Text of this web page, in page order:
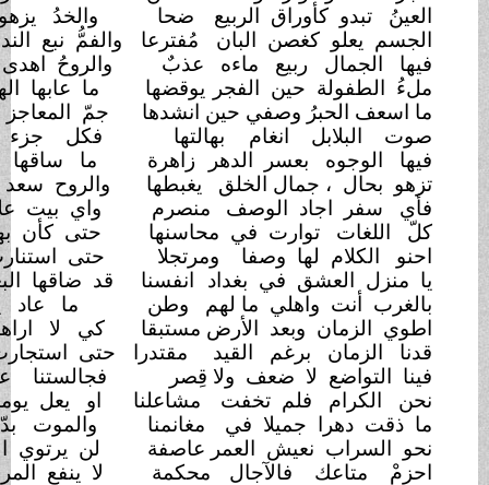
الربيع
ضحا
البان مُفترعا
ماءه عذبٌ
الفجر يوقضها
وصفي حين انشدها
انغامبهالتها
الدهرزاهرة
الخلق يغبطها
الوصف
منصرم
في محاسنها
وصفا ومرتجلا
في بغداد انفسنا
ما لهم
وطن
الأرض مستبقا
القيد مقتدرا
ضعف ولا قِصر
تخفت
مشاعلنا
في مغانمنا
العمر عاصفة
محكمة
والخدُ يزهو كأن الوجنتين دم
والفمُّ نبع الندى والضرس
مبتسم
والروحُ اهدى جمالا ، زانها
الحشم
ما عابها الهم او افضى بهاقِدم
جمّ المعاجز في الاوصاف تزدحم
فكل جزء بها للشاديات
فم
ما ساقها عبسٌ او نالها وجم
والروح سعد ، بنور الكون تنسجم
واي بيت علا في الشعر
منهدم
حتى كأن بها لون الضحى ظـلم
حتى استنارت على ابياتناالحِكم
قد ضاقها البعد وانحلت بها الرزم
ما عاد يجمعنا دارٌ ولا علم
كي لا اراها بنوم ساده
الوهم
حتى استجارت بنا في عزهاالعِظم
فجالستنا على ارزاقنا الخدم
او يعل يوما على اكرامنا الكرم
والموت بدّ ، وفي اوصالنا
نهم
لن يرتوي البالٌ او تبقى لنا نعم
لا ينفع المرءَ ان جاء الردى
ندم